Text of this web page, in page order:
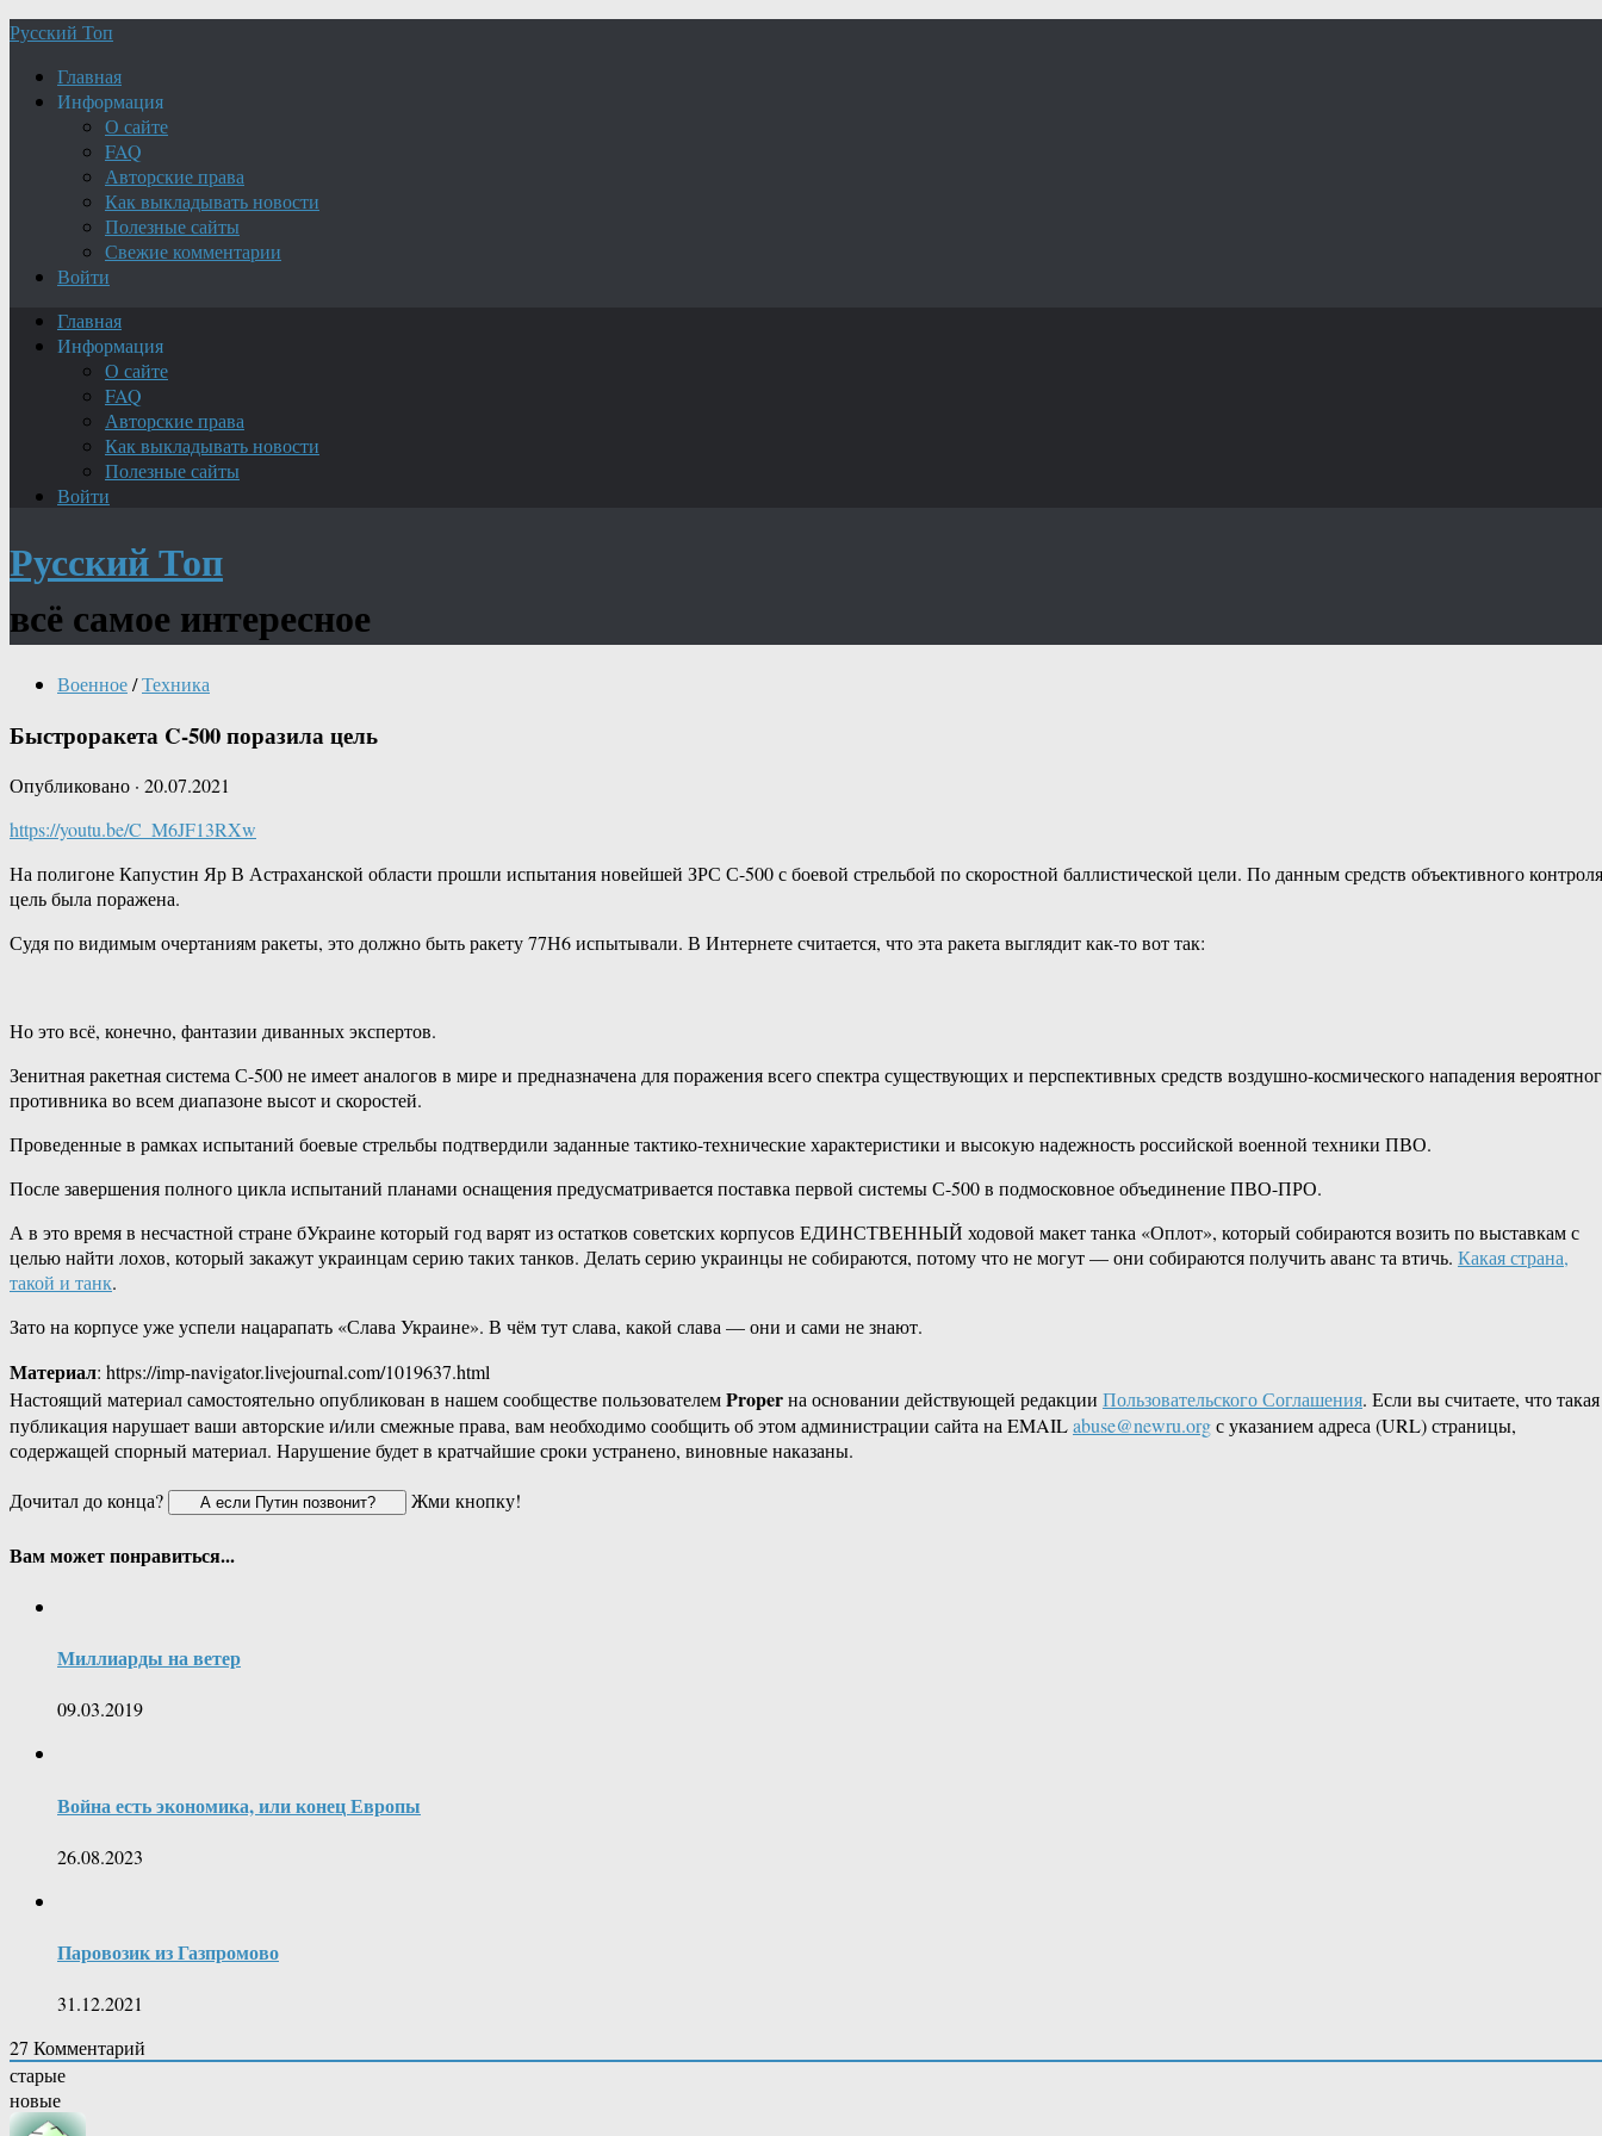
Русский Топ
Главная
Информация
О сайте
FAQ
Авторские права
Как выкладывать новости
Полезные сайты
Свежие комментарии
Войти
Главная
Информация
О сайте
FAQ
Авторские права
Как выкладывать новости
Полезные сайты
Войти
Русский Топ
всё самое интересное
Военное/Техника
Быстроракета C-500 поразила цель
Опубликовано · 20.07.2021
https://youtu.be/C_M6JF13RXw
На полигоне Капустин Яр В Астраханской области прошли испытания новейшей ЗРС С-500 с боевой стрельбой по скоростной баллистической цели. По данным средств объективного
цель была поражена.
Судя по видимым очертаниям ракеты, это должно быть ракету 77Н6 испытывали. В Интернете считается, что эта ракета выглядит как-то вот так:
Но это всё, конечно, фантазии диванных экспертов.
Зенитная ракетная система С-500 не имеет аналогов в мире и предназначена для поражения всего спектра существующих и перспективных средств воздушно-космического нападения
противника во всем диапазоне высот и скоростей.
Проведенные в рамках испытаний боевые стрельбы подтвердили заданные тактико-технические характеристики и высокую надежность российской военной техники ПВО.
После завершения полного цикла испытаний планами оснащения предусматривается поставка первой системы С-500 в подмосковное объединение ПВО-ПРО.
А в это время в несчастной стране бУкраине который год варят из остатков советских корпусов ЕДИНСТВЕННЫЙ ходовой макет танка «Оплот», который собираются возить по выставкам с
целью найти лохов, который закажут украинцам серию таких танков. Делать серию украинцы не собираются, потому что не могут — они собираются получить аванс та втичь. Какая страна,
такой и танк.
Зато на корпусе уже успели нацарапать «Слава Украине». В чём тут слава, какой слава — они и сами не знают.
Материал: https://imp-navigator.livejournal.com/1019637.html
Настоящий материал самостоятельно опубликован в нашем сообществе пользователемProperна основании действующей редакции Пользовательского Соглашения. Если вы считаете, что такая
публикация нарушает ваши авторские и/или смежные права, вам необходимо сообщить об этом администрации сайта на EMAILabuse@newru.orgс указанием адреса (URL) страницы,
содержащей спорный материал. Нарушение будет в кратчайшие сроки устранено, виновные наказаны.
Дочитал до конца?
Жми кнопку!
Вам может понравиться...
Миллиарды на ветер
09.03.2019
Война есть экономика, или конец Европы
26.08.2023
Паровозик из Газпромово
31.12.2021
27 Комментарий
старые
новые